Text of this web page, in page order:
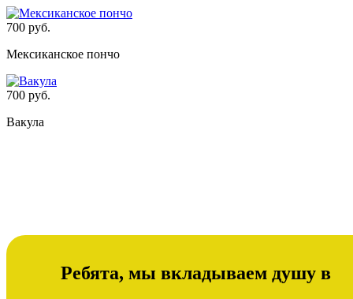
700 руб.
Мексиканское пончо
700 руб.
Вакула
Ребята, мы вкладываем душу в